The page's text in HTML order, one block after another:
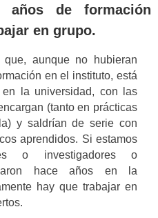
años de formación
en grupo.
aunque no hubieran
en el instituto, está
la universidad, con las
(tanto en prácticas
y saldrían de serie con
aprendidos. Si estamos
o investigadores o
hace años en la
hay que trabajar en